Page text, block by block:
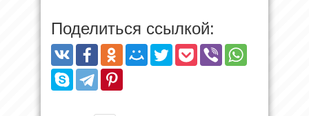
Поделиться ссылкой: